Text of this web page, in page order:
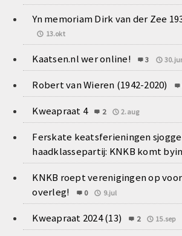
Yn memoriam Dirk van der Zee
13.okt
Kaatsen.nl wer online! 3
Robert van Wieren (1942-2020)
Kweapraat 4 2 2.aug
Ferskate keatsferieningen
haadklassepartij: KNKB komt
KNKB roept verenigingen op
overleg!
0 9.jul
Kweapraat 2024 (13) 2 15.sep